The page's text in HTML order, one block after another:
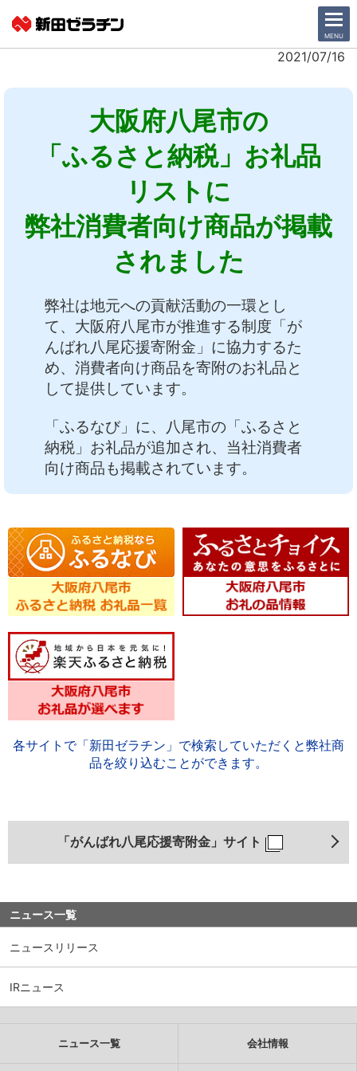
CLOSE
MENU
ニュース一覧
ニュースリリース
IRニュース
2021/07/16
大阪府八尾市の
「ふるさと納税」お礼品
リストに
弊社消費者向け商品が掲載
されました
弊社は地元への貢献活動の一環とし
て、大阪府八尾市が推進する制度「が
んばれ八尾応援寄附金」に協力するた
め、消費者向け商品を寄附のお礼品と
して提供しています。
「ふるなび」に、八尾市の「ふるさと
納税」お礼品が追加され、当社消費者
向け商品も掲載されています。
各サイトで「新田ゼラチン」で検索していただくと弊社商
品を絞り込むことができます。
「がんばれ八尾応援寄附金」サイト
ニュース一覧
会社情報
サステナビリティ
事業紹介
IR情報
日本語 English
中文 アクセス
ニュース一覧 会社情報